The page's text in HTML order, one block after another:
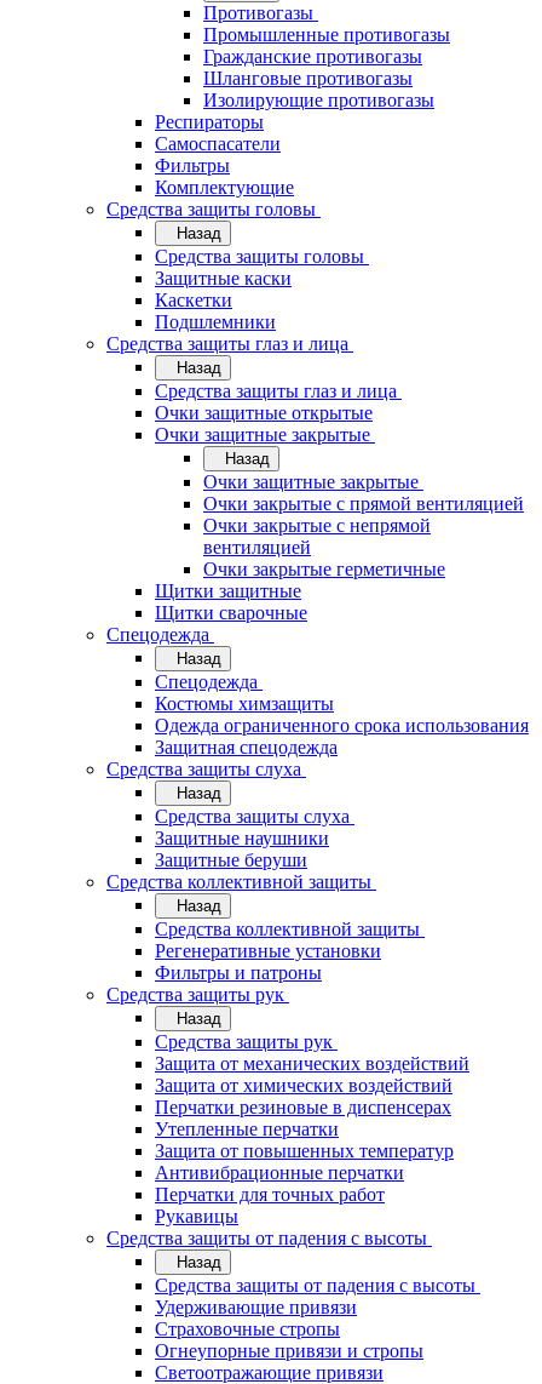
Противогазы
Промышленные противогазы
Гражданские противогазы
Шланговые противогазы
Изолирующие противогазы
Респираторы
Самоспасатели
Фильтры
Комплектующие
Средства защиты головы
Назад
Средства защиты головы
Защитные каски
Каскетки
Подшлемники
Средства защиты глаз и лица
Назад
Средства защиты глаз и лица
Очки защитные открытые
Очки защитные закрытые
Назад
Очки защитные закрытые
Очки закрытые с прямой вентиляцией
Очки закрытые с непрямой
вентиляцией
Очки закрытые герметичные
Щитки защитные
Щитки сварочные
Спецодежда
Назад
Спецодежда
Костюмы химзащиты
Одежда ограниченного срока использования
Защитная спецодежда
Средства защиты слуха
Назад
Средства защиты слуха
Защитные наушники
Защитные беруши
Средства коллективной защиты
Назад
Средства коллективной защиты
Регенеративные установки
Фильтры и патроны
Средства защиты рук
Назад
Средства защиты рук
Защита от механических воздействий
Защита от химических воздействий
Перчатки резиновые в диспенсерах
Утепленные перчатки
Защита от повышенных температур
Антивибрационные перчатки
Перчатки для точных работ
Рукавицы
Средства защиты от падения с высоты
Назад
Средства защиты от падения с высоты
Удерживающие привязи
Страховочные стропы
Огнеупорные привязи и стропы
Светоотражающие привязи